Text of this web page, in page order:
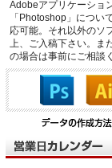
Adobeアプリケーショ
「Photoshop」につい
応可能。それ以外のソ
上、ご入稿下さい。ま
の場合は事前にご相談